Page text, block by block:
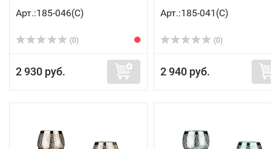
Арт.:185-046(C)
(0)
2 930 руб.
Арт.:185-041(C)
(0)
2 940 руб.